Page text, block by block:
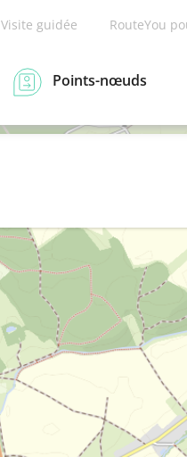
Visite guidée RouteYou
Points-nœuds